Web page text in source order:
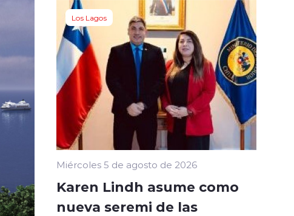
Los Lagos
Miércoles 5 de agosto de 2026
Karen Lindh asume como
nueva seremi de las